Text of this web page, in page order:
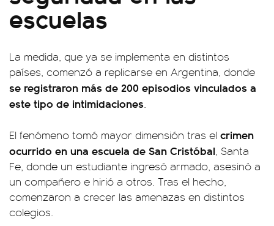
escuelas
La medida, que ya se implementa en distintos
países, comenzó a replicarse en Argentina, donde
se registraron más de 200 episodios vinculados a
este tipo de intimidaciones.
El fenómeno tomó mayor dimensión tras el crimen
ocurrido en una escuela de San Cristóbal, Santa
Fe, donde un estudiante ingresó armado, asesinó a
un compañero e hirió a otros. Tras el hecho,
comenzaron a crecer las amenazas en distintos
colegios.